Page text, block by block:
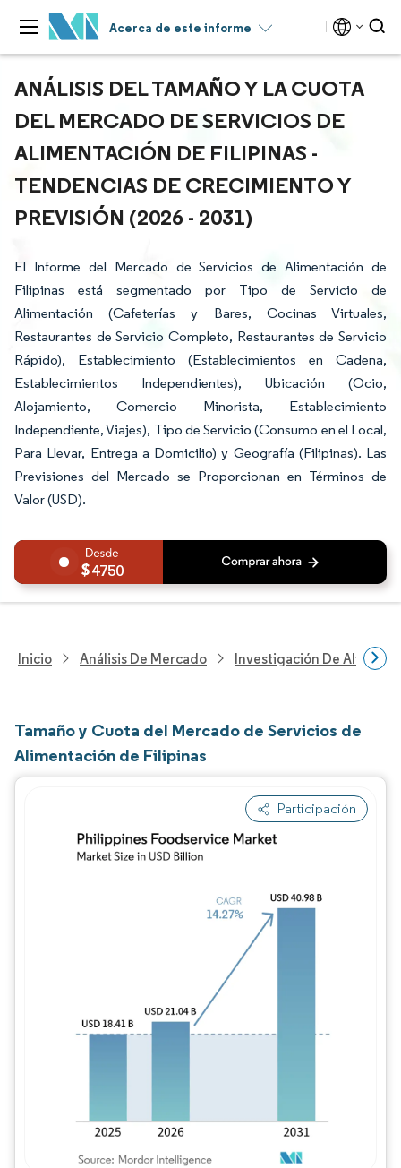
Acerca de este informe
ANÁLISIS DEL TAMAÑO Y LA CUOTA
DEL MERCADO DE SERVICIOS DE
ALIMENTACIÓN DE FILIPINAS -
TENDENCIAS DE CRECIMIENTO Y
PREVISIÓN (2026 - 2031)
El Informe del Mercado de Servicios de Alimentación de
Filipinas está segmentado por Tipo de Servicio de
Alimentación (Cafeterías y Bares, Cocinas Virtuales,
Restaurantes de Servicio Completo, Restaurantes de Servicio
Rápido), Establecimiento (Establecimientos en Cadena,
Establecimientos Independientes), Ubicación (Ocio,
Alojamiento, Comercio Minorista, Establecimiento
Independiente, Viajes), Tipo de Servicio (Consumo en el Local,
Para Llevar, Entrega a Domicilio) y Geografía (Filipinas). Las
Previsiones del Mercado se Proporcionan en Términos de
Valor (USD).
4750
Inicio Análisis De Mercado Investigación De
Tamaño y Cuota del Mercado de Servicios de
Alimentación de Filipinas
Participación
Imagen © Mordor Intelligence. El uso